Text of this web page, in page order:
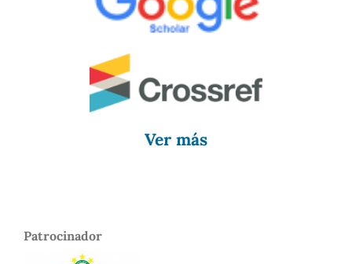
Ver más
Patrocinador